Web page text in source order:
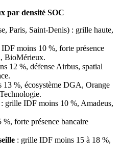
par densité SOC
Paris, Saint-Denis) : grille haute,
moins 10 %, forte présence
BioMérieux.
12 %, défense Airbus, spatial
%, écosystème DGA, Orange
: grille IDF moins 10 %, Amadeus,
forte présence bancaire
: grille IDF moins 15 à 18 %,